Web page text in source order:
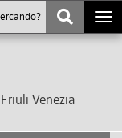
Venezia